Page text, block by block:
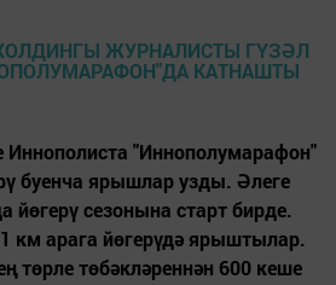
Иннополиста "Иннополумарафон"
буенча ярышлар узды. Әлеге
йөгерү сезонына старт бирде.
км арага йөгерүдә ярыштылар.
төрле төбәкләреннән 600 кеше